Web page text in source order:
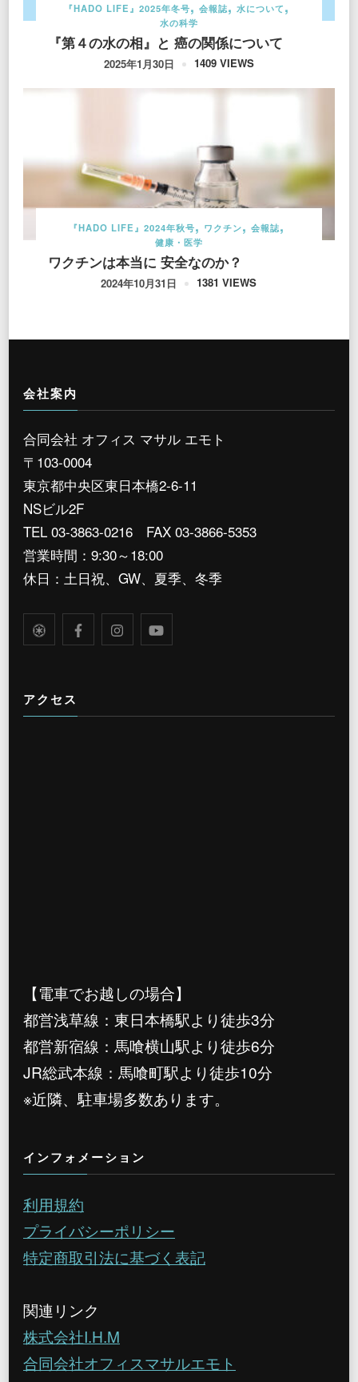
『HADO LIFE』2025年冬号 会報誌
水について
水の科学
『第４の水の相』と 癌の関係について
2025年1月30日 1409 VIEWS
『HADO LIFE』2024年秋号 ワクチン
会報誌
健康・医学
ワクチンは本当に 安全なのか？
2024年10月31日 1381 VIEWS
会社案内
合同会社 オフィス マサル エモト
〒103-0004
東京都中央区東日本橋2-6-11
NSビル2F
TEL 03-3863-0216 FAX 03-3866-5353
営業時間：9:30～18:00
休日：土日祝、GW、夏季、冬季
アクセス
【電車でお越しの場合】
都営浅草線：東日本橋駅より徒歩3分
都営新宿線：馬喰横山駅より徒歩6分
JR総武本線：馬喰町駅より徒歩10分
※近隣、駐車場多数あります。
インフォメーション
利用規約
プライバシーポリシー
特定商取引法に基づく表記
関連リンク
株式会社I.H.M
合同会社オフィスマサルエモト